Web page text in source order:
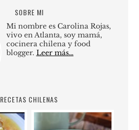
SOBRE MI
Mi nombre es Carolina Rojas,
vivo en Atlanta, soy mamá,
cocinera chilena y food
blogger. Leer más…
RECETAS CHILENAS